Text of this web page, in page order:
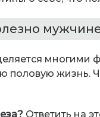
многими
половую жизнь.
Ответить на